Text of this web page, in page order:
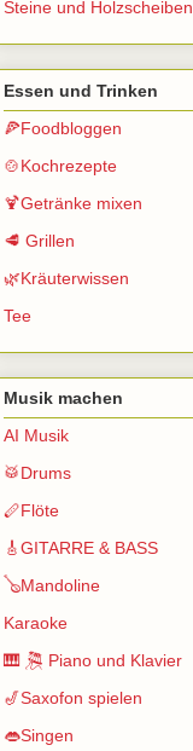
Steine und Holzscheiben
Essen und Trinken
🍕Foodbloggen
🍲Kochrezepte
🍹Getränke mixen
🥩 Grillen
🌿Kräuterwissen
Tee
Musik machen
AI Musik
🥁Drums
🪈Flöte
🎸GITARRE & BASS
🪕Mandoline
Karaoke
🎹 🎘 Piano und Klavier
🎷Saxofon spielen
👄Singen